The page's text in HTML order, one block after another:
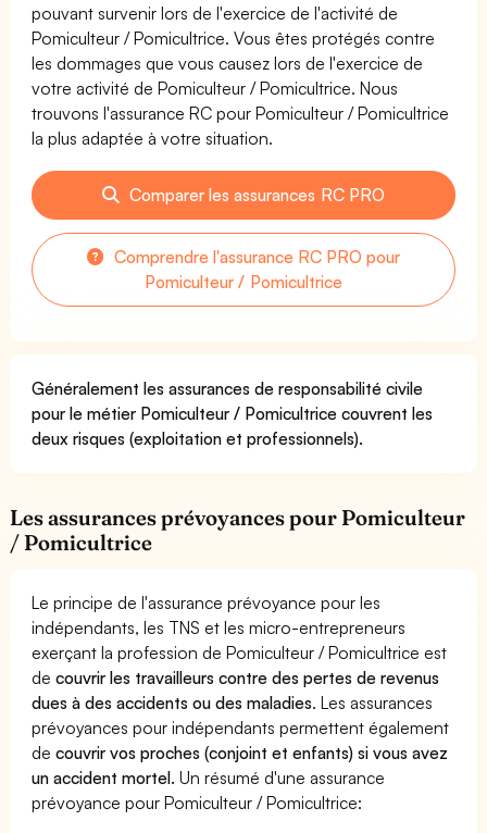
pouvant survenir lors de l'exercice de l'activité de
Pomiculteur / Pomicultrice. Vous êtes protégés contre
les dommages que vous causez lors de l'exercice de
votre activité de Pomiculteur / Pomicultrice. Nous
trouvons l'assurance RC pour Pomiculteur / Pomicultrice
la plus adaptée à votre situation.
Comparer les assurances RC PRO
Comprendre l'assurance RC PRO pour
Pomiculteur / Pomicultrice
Généralement les assurances de responsabilité civile
pour le métier Pomiculteur / Pomicultrice couvrent les
deux risques (exploitation et professionnels).
Les assurances prévoyances pour Pomiculteur
/ Pomicultrice
Le principe de l'assurance prévoyance pour les
indépendants, les TNS et les micro-entrepreneurs
exerçant la profession de Pomiculteur / Pomicultrice est
decouvrir les travailleurs contre des pertes de revenus
dues à des accidents ou des maladies. Les assurances
prévoyances pour indépendants permettent également
decouvrir vos proches (conjoint et enfants) si vous avez
un accident mortel. Un résumé d'une assurance
prévoyance pour Pomiculteur / Pomicultrice: